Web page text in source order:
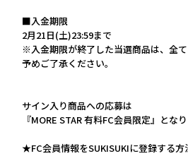
■入金期限
2月21日(土)23:59まで
※入金期限が終了した当選商品は、全て
予めご了承ください。
サイン入り商品への応募は
『MORE STAR 有料FC会員限定』となり
★FC会員情報をSUKISUKIに登録する